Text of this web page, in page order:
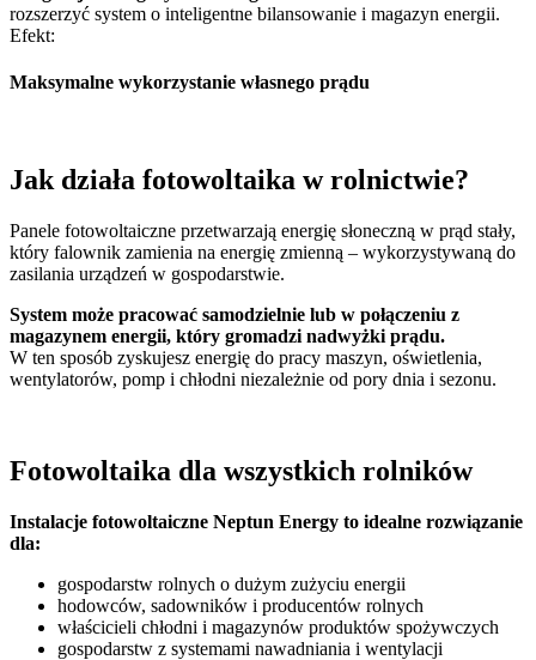
rozszerzyć system o inteligentne bilansowanie i magazyn energii.
Efekt:
Maksymalne wykorzystanie własnego prądu
Jak działa fotowoltaika w rolnictwie?
Panele fotowoltaiczne przetwarzają energię słoneczną w prąd stały,
który falownik zamienia na energię zmienną – wykorzystywaną do
zasilania urządzeń w gospodarstwie.
System może pracować samodzielnie lub w połączeniu z
magazynem energii, który gromadzi nadwyżki prądu.
W ten sposób zyskujesz energię do pracy maszyn, oświetlenia,
wentylatorów, pomp i chłodni niezależnie od pory dnia i sezonu.
Fotowoltaika dla wszystkich rolników
Instalacje fotowoltaiczne Neptun Energy to idealne rozwiązanie
dla:
gospodarstw rolnych o dużym zużyciu energii
hodowców, sadowników i producentów rolnych
właścicieli chłodni i magazynów produktów spożywczych
gospodarstw z systemami nawadniania i wentylacji